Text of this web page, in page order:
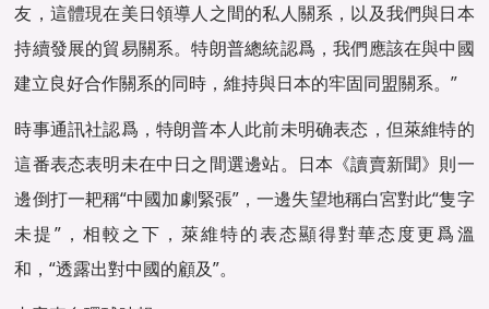
友，這體現在美日領導人之間的私人關系，以及我們與日本
持續發展的貿易關系。特朗普總統認爲，我們應該在與中國
建立良好合作關系的同時，維持與日本的牢固同盟關系。”
時事通訊社認爲，特朗普本人此前未明确表态，但萊維特的
這番表态表明未在中日之間選邊站。日本《讀賣新聞》則一
邊倒打一耙稱“中國加劇緊張”，一邊失望地稱白宮對此“隻字
未提”，相較之下，萊維特的表态顯得對華态度更爲溫
和，“透露出對中國的顧及”。